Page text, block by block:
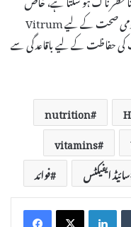
طور پر اگر آپ کو کوئی موجودہ طبی حالت ہے۔ عمومی صحت کے لیے Vitrum
کی حفاظت کے لیے باقاعدگی سے
nutrition
vitamins
سائیڈ ایفیکٹس فوائد